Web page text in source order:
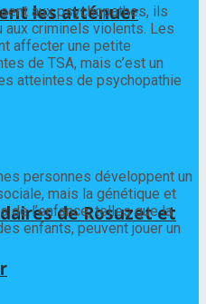
les atténuer
de Rosuzet et
aux psychopathes, ils
aux criminels violents. Les
affecter une petite
de TSA, mais c’est un
atteintes de psychopathie
personnes développent un
mais la génétique et
de l’enfance, telles que la
enfants, peuvent jouer un